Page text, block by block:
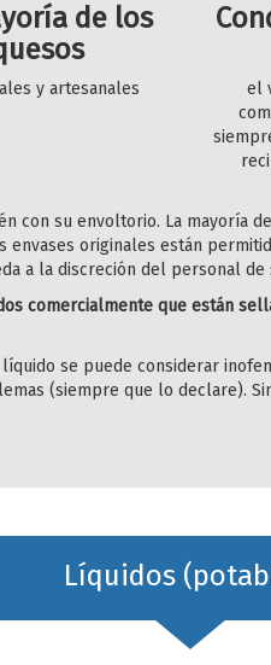
de los
y artesanales
el
con su envoltorio. La mayoría
originales están
a la discreción del personal
comercialmente que están
se puede considerar
(siempre que lo declare).
Líquidos